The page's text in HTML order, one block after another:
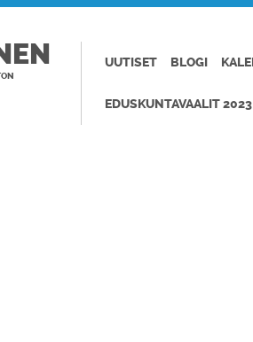
UUTISET BLOGI
EDUSKUNTAVAALIT 2023